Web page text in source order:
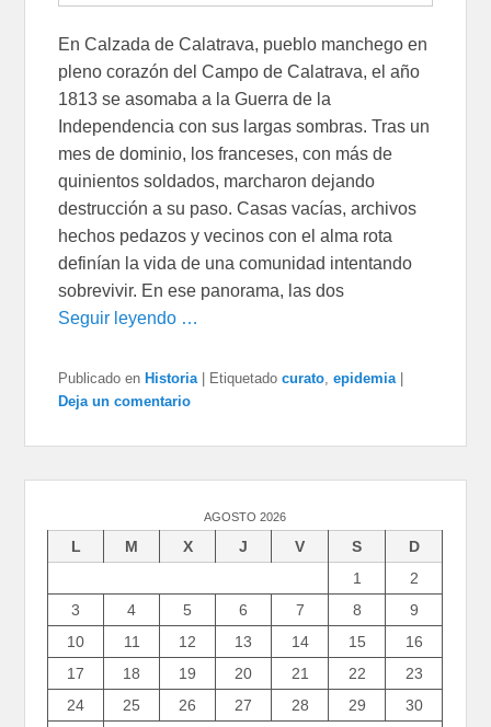
En Calzada de Calatrava, pueblo manchego en
pleno corazón del Campo de Calatrava, el año
1813 se asomaba a la Guerra de la
Independencia con sus largas sombras. Tras un
mes de dominio, los franceses, con más de
quinientos soldados, marcharon dejando
destrucción a su paso. Casas vacías, archivos
hechos pedazos y vecinos con el alma rota
definían la vida de una comunidad intentando
sobrevivir. En ese panorama, las dos
Seguir leyendo …
Publicado en Historia Etiquetado curato,epidemia
Deja un comentario
AGOSTO 2026
L M X J V S
D
1
2
3
4 5 6 7 8
9
10
11 12 13 14 15
16
17
18 19 20 21 22
23
24
25 26 27 28 29
30